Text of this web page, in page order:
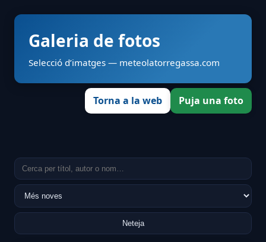
Galeria de fotos
Selecció d’imatges — meteolatorregassa.com
Torna a la web Puja una foto
Neteja